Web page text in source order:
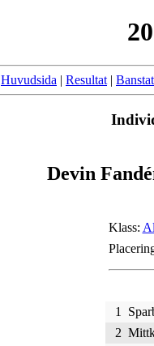
Huvudsida | Resultat |
Devin
Klass:
1
2